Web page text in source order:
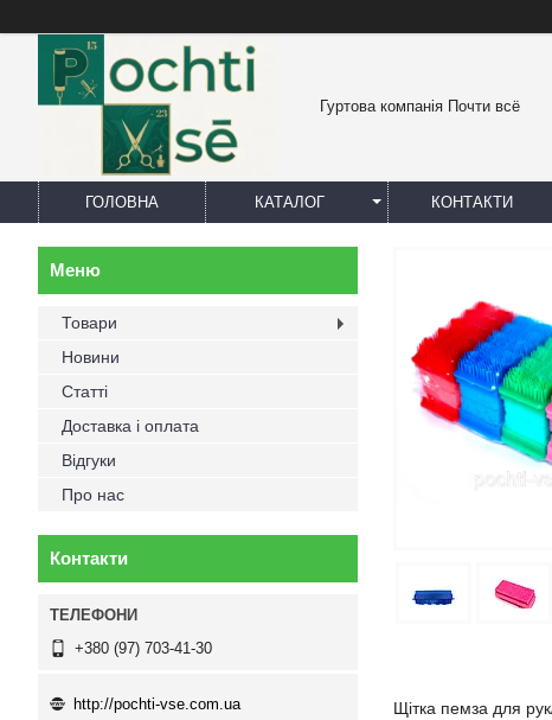
Гуртова компанія Почти всё
ГОЛОВНА КАТАЛОГ КОНТАКТИ
Щітка пемза для
Товари
Новини
Статті
Доставка і оплата
Відгуки
Про нас
Контакти
+380 (97) 703-41-30
http://pochti-vse.com.ua